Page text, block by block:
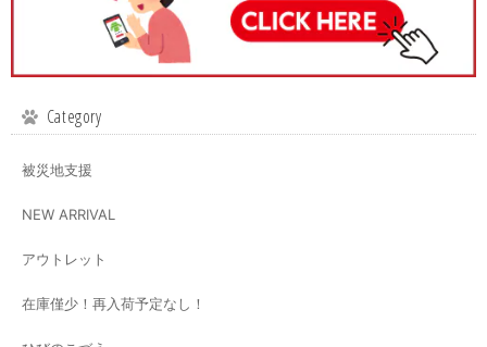
Category
被災地支援
NEW ARRIVAL
アウトレット
在庫僅少！再入荷予定なし！